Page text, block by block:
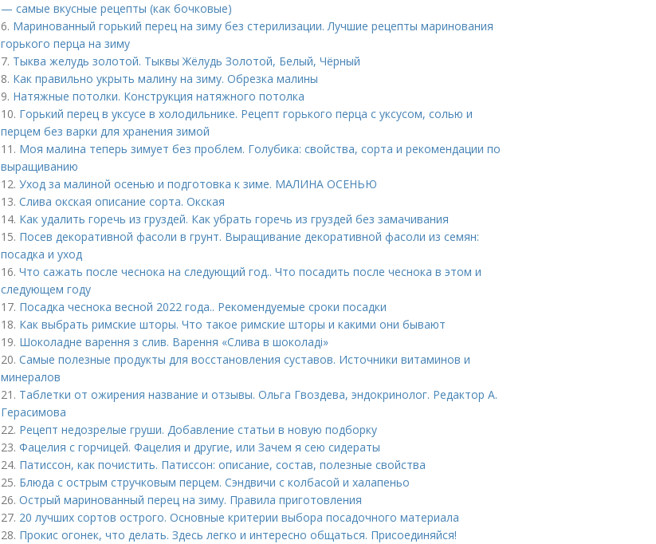
— самые вкусные рецепты (как бочковые)
6. Маринованный горький перец на зиму без стерилизации. Лучшие рецепты маринования
горького перца на зиму
7. Тыква желудь золотой. Тыквы Жёлудь Золотой, Белый, Чёрный
8. Как правильно укрыть малину на зиму. Обрезка малины
9. Натяжные потолки. Конструкция натяжного потолка
10. Горький перец в уксусе в холодильнике. Рецепт горького перца с уксусом, солью и
перцем без варки для хранения зимой
11. Моя малина теперь зимует без проблем. Голубика: свойства, сорта и рекомендации по
выращиванию
12. Уход за малиной осенью и подготовка к зиме. МАЛИНА ОСЕНЬЮ
13. Слива окская описание сорта. Окская
14. Как удалить горечь из груздей. Как убрать горечь из груздей без замачивания
15. Посев декоративной фасоли в грунт. Выращивание декоративной фасоли из семян:
посадка и уход
16. Что сажать после чеснока на следующий год.. Что посадить после чеснока в этом и
следующем году
17. Посадка чеснока весной 2022 года.. Рекомендуемые сроки посадки
18. Как выбрать римские шторы. Что такое римские шторы и какими они бывают
19. Шоколадне варення з слив. Варення «Слива в шоколаді»
20. Самые полезные продукты для восстановления суставов. Источники витаминов и
минералов
21. Таблетки от ожирения название и отзывы. Ольга Гвоздева, эндокринолог. Редактор А.
Герасимова
22. Рецепт недозрелые груши. Добавление статьи в новую подборку
23. Фацелия с горчицей. Фацелия и другие, или Зачем я сею сидераты
24. Патиссон, как почистить. Патиссон: описание, состав, полезные свойства
25. Блюда с острым стручковым перцем. Сэндвичи с колбасой и халапеньо
26. Острый маринованный перец на зиму. Правила приготовления
27. 20 лучших сортов острого. Основные критерии выбора посадочного материала
28. Прокис огонек, что делать. Здесь легко и интересно общаться. Присоединяйся!